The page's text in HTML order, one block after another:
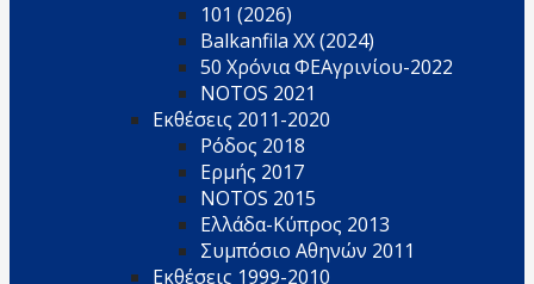
101 (2026)
Balkanfila XX (2024)
50 Χρόνια ΦΕΑγρινίου-2022
NOTOS 2021
Εκθέσεις 2011-2020
Ρόδος 2018
Ερμής 2017
NOTOS 2015
Ελλάδα-Κύπρος 2013
Συμπόσιο Αθηνών 2011
Εκθέσεις 1999-2010